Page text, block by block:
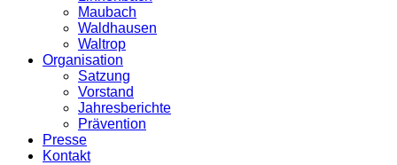
Maubach
Waldhausen
Waltrop
Organisation
Satzung
Vorstand
Jahresberichte
Prävention
Presse
Kontakt